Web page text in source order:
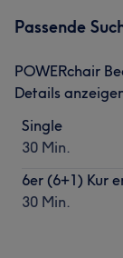
Passende
POWERchair
Details
Single
30 Min.
6er (6+1) Kur
30 Min.